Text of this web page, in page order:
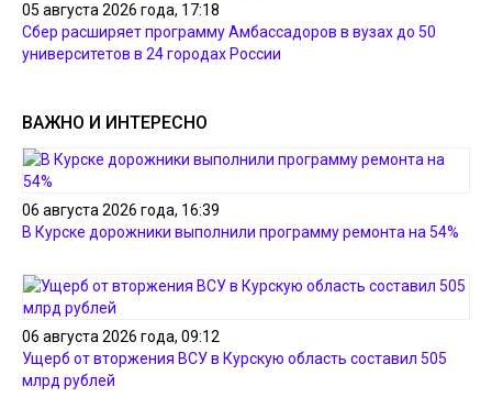
05 августа 2026 года, 17:18
Сбер расширяет программу Амбассадоров в вузах до 50
университетов в 24 городах России
ВАЖНО И ИНТЕРЕСНО
06 августа 2026 года, 16:39
В Курске дорожники выполнили программу ремонта на 54%
06 августа 2026 года, 09:12
Ущерб от вторжения ВСУ в Курскую область составил 505
млрд рублей